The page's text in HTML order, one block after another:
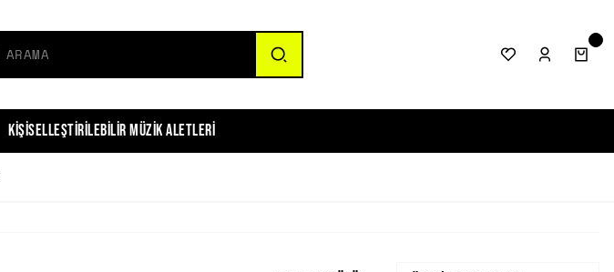
Kişiselleştirilebilir Müzik Aletleri